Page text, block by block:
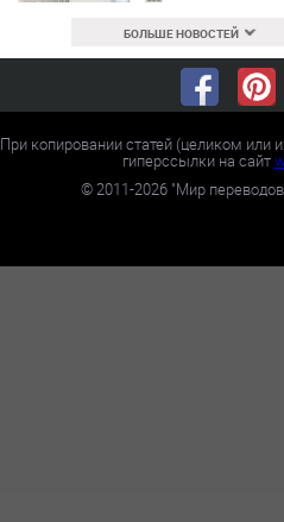
БОЛЬШЕ НОВОСТЕЙ
При копировании статей (целиком или
гиперссылки на сайт
©2011-2026 "Мир